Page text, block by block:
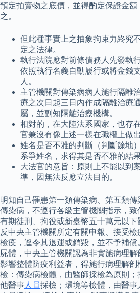
預定拍賣物之底價，並得酌定保證金
之。
但此種事實上之抽象拘束力終究
定之法律。
執行法院應對前條債務人先發執
依照執行名義自動履行或將金錢
人。
主管機關對傳染病病人施行隔離
療之次日起三日內作成隔離治療
屬，並副知隔離治療機構。
相對的，在大陸法系國家，也存
官兼沒有像上述一樣在職權上做出
姓名是否不雅的判斷（判斷餘地
系爭姓名，求得其是否不雅的結果
大法官的意旨：原則上不能以到
準，因無法反應立法目的。
明知自己罹患第一類傳染病、第五類
傳染病，不遵行各級主管機關指示，
有期徒刑、拘役或新臺幣五十萬元以
反中央主管機關所定有關申報、接受
檢疫，逕令其退運或銷毀，並不予補償
屍體，中央主管機關認為非實施病理
影響整體防疫利益者，得施行病理解
檢：傳染病檢體，由醫師採檢為原則
他醫事人員採檢；環境等檢體，由醫